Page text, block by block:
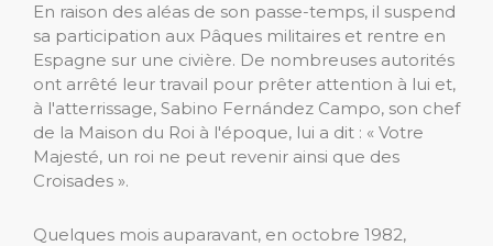
En raison des aléas de son passe-temps, il suspend
sa participation aux Pâques militaires et rentre en
Espagne sur une civière. De nombreuses autorités
ont arrêté leur travail pour prêter attention à lui et,
à l'atterrissage, Sabino Fernández Campo, son chef
de la Maison du Roi à l'époque, lui a dit : « Votre
Majesté, un roi ne peut revenir ainsi que des
Croisades ».
Quelques mois auparavant, en octobre 1982,